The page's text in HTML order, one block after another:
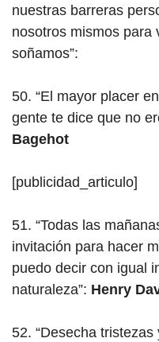
nuestras barreras
nosotros mismos para
soñamos”:
50. “El mayor placer
gente te dice que no
Bagehot
[publicidad_articulo]
51. “Todas las
invitación para hacer
puedo decir con igual
naturaleza”: Henry
52. “Desecha